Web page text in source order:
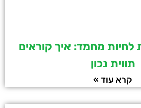
לחיות מחמד: איך קוראים
תווית נכון
קרא עוד »